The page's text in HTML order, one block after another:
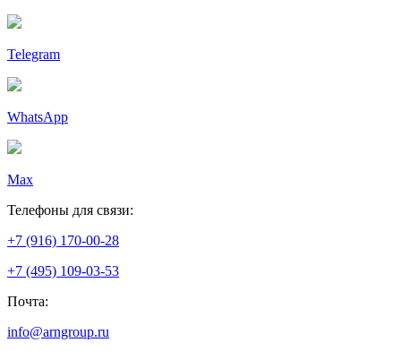
Telegram
WhatsApp
Max
Телефоны для связи:
+7 (916) 170-00-28
+7 (495) 109-03-53
Почта:
info@arngroup.ru